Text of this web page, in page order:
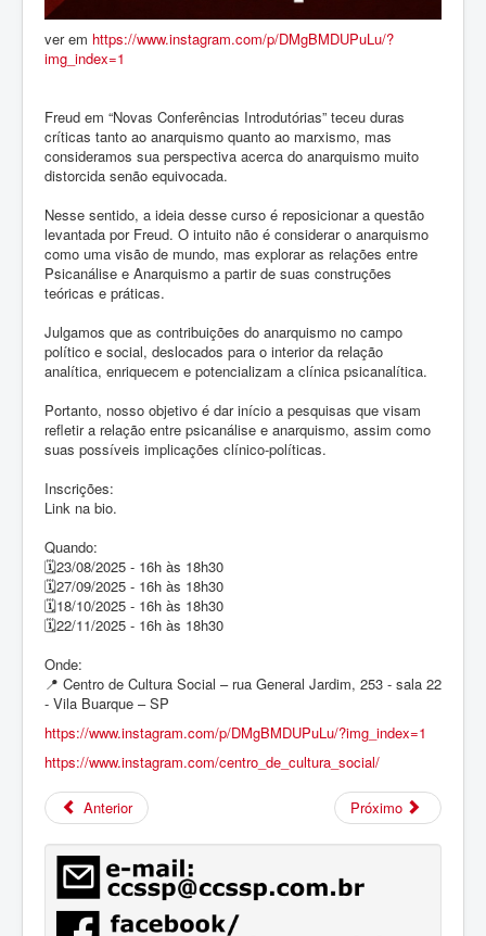
ver em https://www.instagram.com/p/DMgBMDUPuLu/?
img_index=1
Freud em “Novas Conferências Introdutórias” teceu duras
críticas tanto ao anarquismo quanto ao marxismo, mas
consideramos sua perspectiva acerca do anarquismo muito
distorcida senão equivocada.
Nesse sentido, a ideia desse curso é reposicionar a questão
levantada por Freud. O intuito não é considerar o anarquismo
como uma visão de mundo, mas explorar as relações entre
Psicanálise e Anarquismo a partir de suas construções
teóricas e práticas.
Julgamos que as contribuições do anarquismo no campo
político e social, deslocados para o interior da relação
analítica, enriquecem e potencializam a clínica psicanalítica.
Portanto, nosso objetivo é dar início a pesquisas que visam
refletir a relação entre psicanálise e anarquismo, assim como
suas possíveis implicações clínico-políticas.
Inscrições:
Link na bio.
Quando:
🗓️23/08/2025 - 16h às 18h30
🗓️27/09/2025 - 16h às 18h30
🗓️18/10/2025 - 16h às 18h30
🗓️22/11/2025 - 16h às 18h30
Onde:
📍 Centro de Cultura Social – rua General Jardim, 253 - sala 22
- Vila Buarque – SP
https://www.instagram.com/p/DMgBMDUPuLu/?img_index=1
https://www.instagram.com/centro_de_cultura_social/
Anterior Próximo